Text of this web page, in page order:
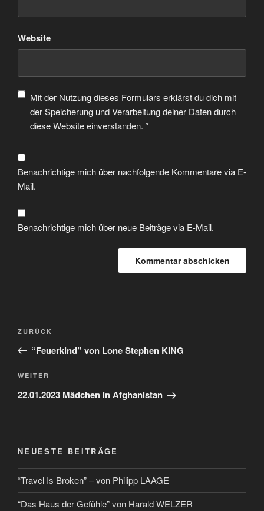
Website
Mit der Nutzung dieses Formulars erklärst du dich mit
der Speicherung und Verarbeitung deiner Daten durch
diese Website einverstanden. *
Benachrichtige mich über nachfolgende Kommentare via E-
Mail.
Benachrichtige mich über neue Beiträge via E-Mail.
ZURÜCK
“Feuerkind” von Lone Stephen KING
WEITER
22.01.2023 Mädchen in Afghanistan
NEUESTE BEITRÄGE
“Travel Is Broken” – von Philipp LAAGE
“Das Haus der Gefühle” von Harald WELZER